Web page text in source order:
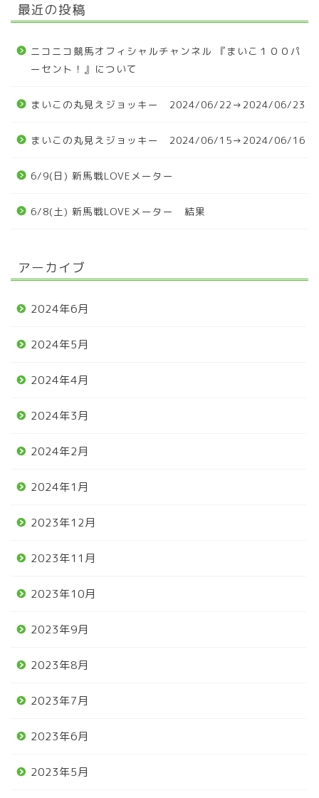
最近の投稿
ニコニコ競馬オフィシャルチャンネル 『まいこ１００パ
ーセント！』について
まいこの丸見えジョッキー 2024/06/22→2024/06/23
まいこの丸見えジョッキー 2024/06/15→2024/06/16
6/9(日) 新馬戦LOVEメーター
6/8(土) 新馬戦LOVEメーター 結果
アーカイブ
2024年6月
2024年5月
2024年4月
2024年3月
2024年2月
2024年1月
2023年12月
2023年11月
2023年10月
2023年9月
2023年8月
2023年7月
2023年6月
2023年5月